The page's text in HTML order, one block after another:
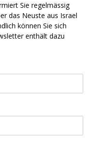
Sie regelmässig
das Neuste aus Israel
können Sie sich
enthält dazu